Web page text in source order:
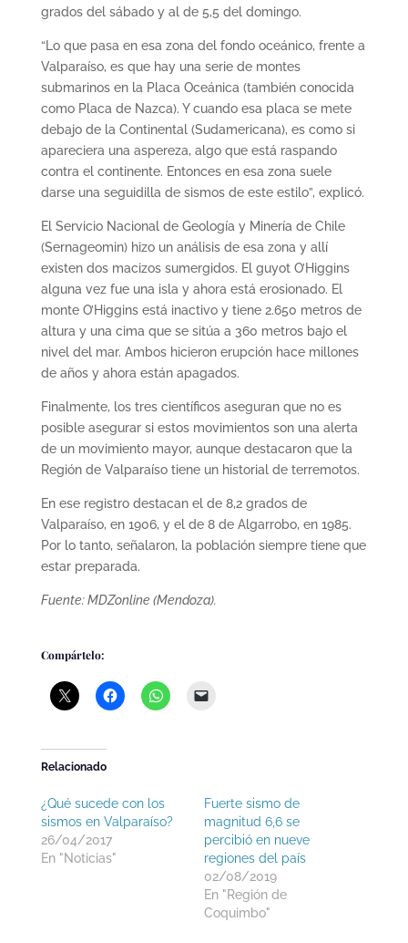
grados del sábado y al de 5,5 del domingo.
“Lo que pasa en esa zona del fondo oceánico, frente a
Valparaíso, es que hay una serie de montes
submarinos en la Placa Oceánica (también conocida
como Placa de Nazca). Y cuando esa placa se mete
debajo de la Continental (Sudamericana), es como si
apareciera una aspereza, algo que está raspando
contra el continente. Entonces en esa zona suele
darse una seguidilla de sismos de este estilo”, explicó.
El Servicio Nacional de Geología y Minería de Chile
(Sernageomin) hizo un análisis de esa zona y allí
existen dos macizos sumergidos. El guyot O’Higgins
alguna vez fue una isla y ahora está erosionado. El
monte O’Higgins está inactivo y tiene 2.650 metros de
altura y una cima que se sitúa a 360 metros bajo el
nivel del mar. Ambos hicieron erupción hace millones
de años y ahora están apagados.
Finalmente, los tres científicos aseguran que no es
posible asegurar si estos movimientos son una alerta
de un movimiento mayor, aunque destacaron que la
Región de Valparaíso tiene un historial de terremotos.
En ese registro destacan el de 8,2 grados de
Valparaíso, en 1906, y el de 8 de Algarrobo, en 1985.
Por lo tanto, señalaron, la población siempre tiene que
estar preparada.
Fuente: MDZonline (Mendoza).
Compártelo:
Relacionado
¿Qué sucede con los
sismos en Valparaíso?
26/04/2017
En "Noticias"
Fuerte sismo de
magnitud 6,6 se
percibió en nueve
regiones del país
02/08/2019
En "Región de
Coquimbo"